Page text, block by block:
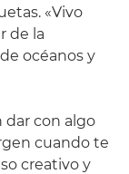
«Vivo
de la
océanos y
dar con algo
cuando te
creativo y